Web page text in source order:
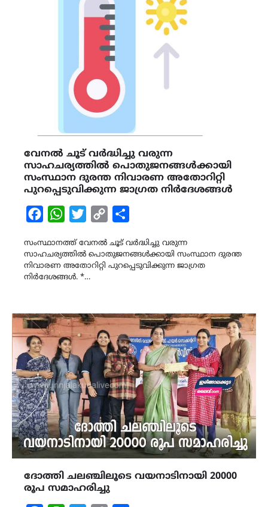
വേനൽ ചൂട് വർദ്ധിച്ചു വരുന്ന
സാഹചര്യത്തിൽ പൊതുജനങ്ങൾക്കായി
സംസ്ഥാന ദുരന്ത നിവാരണ അതോറിറ്റി
പുറപ്പെടുവിക്കുന്ന ജാഗ്രത നിർദേശങ്ങൾ
FacebookWhatsAppTwitterCopy
സംസ്ഥാനത്ത് വേനൽ ചൂട് വർദ്ധിച്ചു വരുന്ന
സാഹചര്യത്തിൽ പൊതുജനങ്ങൾക്കായി സംസ്ഥാന ദുരന്ത
നിവാരണ അതോറിറ്റി പുറപ്പെടുവിക്കുന്ന ജാഗ്രത
നിർദേശങ്ങൾ. *…
ദോത്തി ചലഞ്ചിലൂടെ വയനാടിനായി 20000
രൂപ സമാഹരിച്ചു